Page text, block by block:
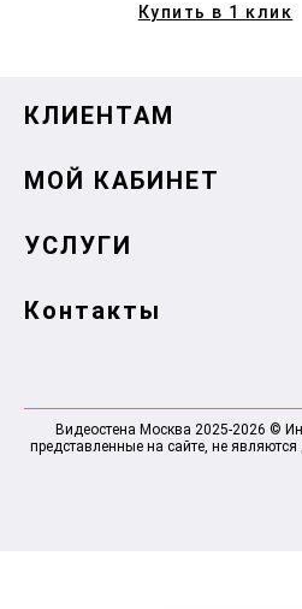
Купить в 1 клик
КЛИЕНТАМ
МОЙ КАБИНЕТ
УСЛУГИ
Контакты
Видеостена Москва 2025-2026 ©
представленные на сайте, не